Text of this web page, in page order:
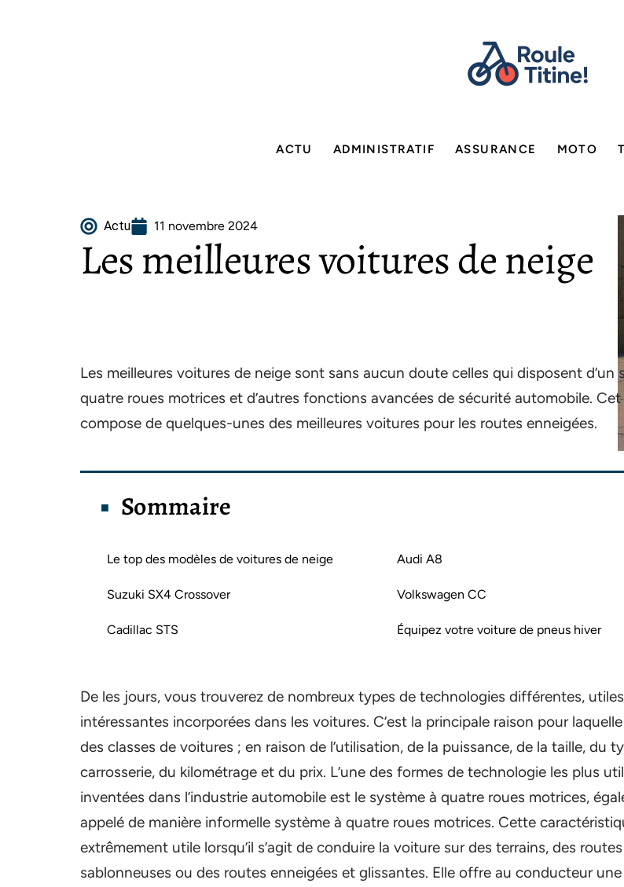
ACTU ADMINISTRATIF ASSURANCE MOTO
Actu 11 novembre 2024
Les meilleures voitures de neige
Les meilleures voitures de neige sont sans aucun doute celles qui disposent d’un
quatre roues motrices et d’autres fonctions avancées de sécurité automobile.
compose de quelques-unes des meilleures voitures pour les routes enneigées.
Sommaire
Le top des modèles de voitures de neige
Suzuki SX4 Crossover
Cadillac STS
Audi A8
Volkswagen CC
Équipez votre voiture de pneus hiver
De les jours, vous trouverez de nombreux types de technologies différentes,
intéressantes incorporées dans les voitures. C’est la principale raison pour
des classes de voitures ; en raison de l’utilisation, de la puissance, de la taille, du
carrosserie, du kilométrage et du prix. L’une des formes de technologie les plus
inventées dans l’industrie automobile est le système à quatre roues motrices,
appelé de manière informelle système à quatre roues motrices. Cette
extrêmement utile lorsqu’il s’agit de conduire la voiture sur des terrains, des routes
sablonneuses ou des routes enneigées et glissantes. Elle offre au conducteur